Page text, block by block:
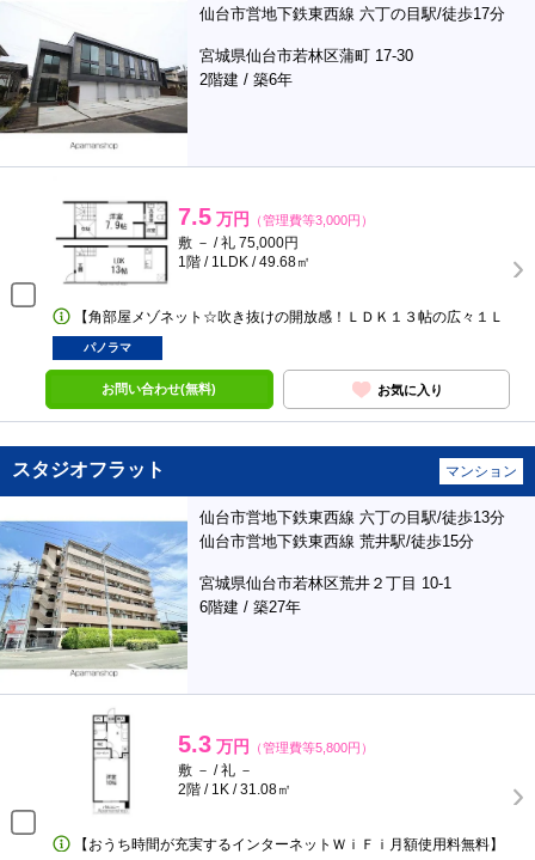
仙台市営地下鉄東西線 六丁の目駅/徒歩17分
宮城県仙台市若林区蒲町 17-30
2階建 / 築6年
7.5 万円 （管理費等3,000円）
敷 － / 礼 75,000円
1階 / 1LDK / 49.68㎡
【角部屋メゾネット☆吹き抜けの開放感！ＬＤＫ１３帖の広々１Ｌ
パノラマ
お問い合わせ(無料) お気に入り
スタジオフラット マンション
仙台市営地下鉄東西線 六丁の目駅/徒歩13分
仙台市営地下鉄東西線 荒井駅/徒歩15分
宮城県仙台市若林区荒井２丁目 10-1
6階建 / 築27年
5.3 万円 （管理費等5,800円）
敷 － / 礼 －
2階 / 1K / 31.08㎡
【おうち時間が充実するインターネットＷｉＦｉ月額使用料無料】